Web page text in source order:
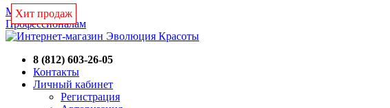
Магазин
Профессионалам
8 (812) 603-26-05
Контакты
Личный кабинет
Регистрация
Новинка
Хит продаж